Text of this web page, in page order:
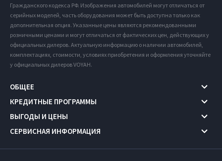
Гражданского кодекса РФ. Изображения автомобилей могут отличаться от
серийных моделей, часть оборудования может быть доступна только как
дополнительная опция. Указанные цены являются рекомендованными
розничными ценами и могут отличаться от фактических цен, действующих у
официальных дилеров. Актуальную информацию о наличии автомобилей,
комплектациях, стоимости, условиях приобретения и оформления уточняйте
у официальных дилеров VOYAH.
ОБЩЕЕ
КРЕДИТНЫЕ ПРОГРАММЫ
ВЫГОДЫ И ЦЕНЫ
СЕРВИСНАЯ ИНФОРМАЦИЯ